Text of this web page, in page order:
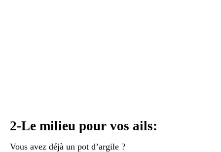
2-Le milieu pour vos ails:
Vous avez déjà un pot d’argile ?